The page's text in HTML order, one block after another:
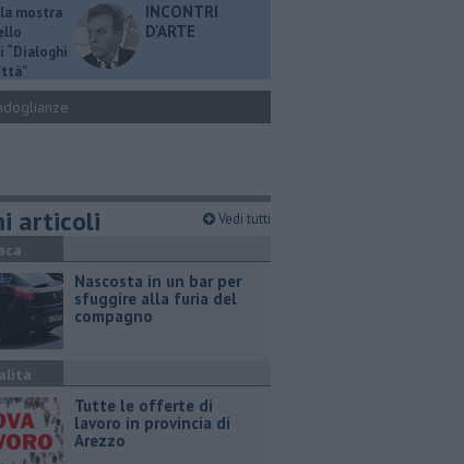
mostra
“Dialoghi
INCONTRI
D'ARTE
articoli Vedi tutti
Nascosta in un bar per
sfuggire alla furia del
compagno
​Tutte le offerte di
lavoro in provincia di
Arezzo